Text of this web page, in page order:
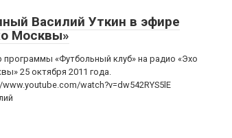
Василий Уткин в эфире
Москвы»
программы «Футбольный клуб» на радио «Эхо
25 октября 2011 года.
www.youtube.com/watch?v=dw542RYS5lE